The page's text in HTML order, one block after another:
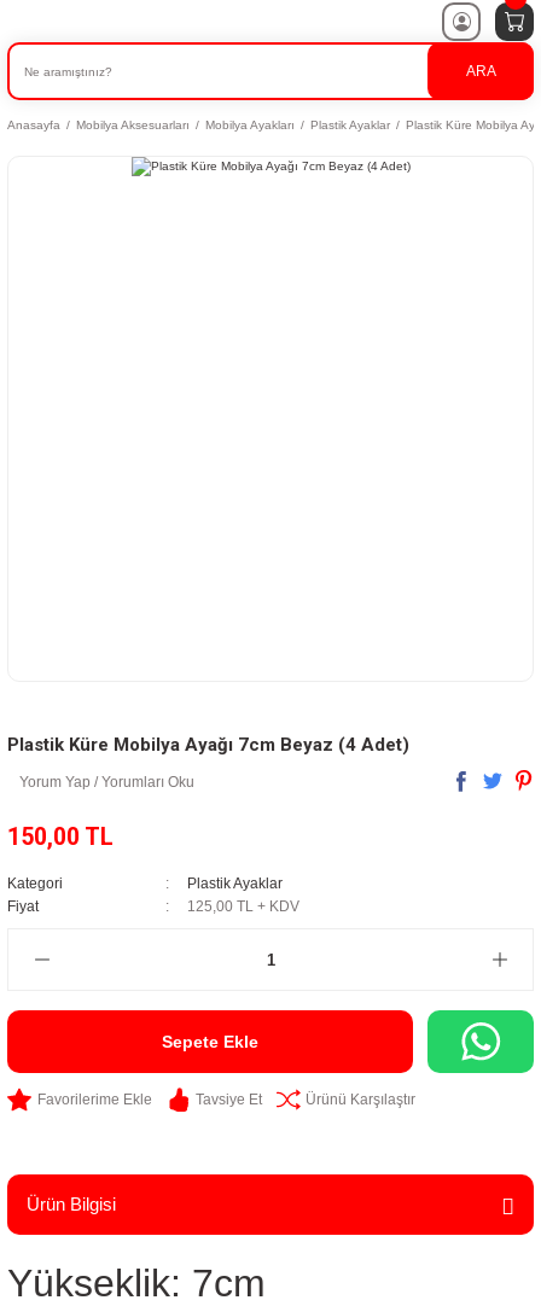
ARA
Anasayfa Mobilya Aksesuarları Mobilya Ayakları Plastik Ayaklar Plastik Küre Mobilya
Plastik Küre Mobilya Ayağı 7cm Beyaz (4 Adet)
Yorum Yap / Yorumları Oku
150,00 TL
Kategori
Plastik Ayaklar
Fiyat
125,00 TL + KDV
Sepete Ekle
Tavsiye Et Ürünü Karşılaştır
Ürün Bilgisi
Yükseklik: 7cm